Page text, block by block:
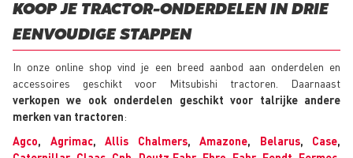
KOOP JE TRACTOR-ONDERDELEN IN DRIE
EENVOUDIGE STAPPEN
In onze online shop vind je een breed aanbod aan onderdelen en
accessoires geschikt voor Mitsubishi tractoren. Daarnaast
verkopen we ook onderdelen geschikt voor talrijke andere
merken van tractoren:
Agco, Agrimac, Allis Chalmers, Amazone, Belarus, Case,